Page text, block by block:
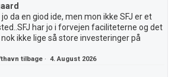
jo da en giod ide, men mon ikke SFJ er et
har jo i forvejen faciliteterne og det
ikke lige så store investeringer på
tilbage ·4. August 2026